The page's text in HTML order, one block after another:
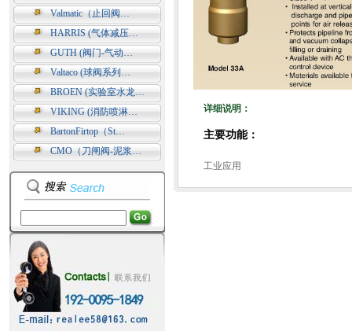
Valmatic（止回阀…
HARRIS (气体减压…
GUTH (阀门-气动…
Valtaco (球阀系列…
BROEN (实验室水龙…
VIKING (消防喷淋…
BartonFirtop（St…
CMO（刀闸阀-泥浆…
详细说明：
主要功能：
工业应用